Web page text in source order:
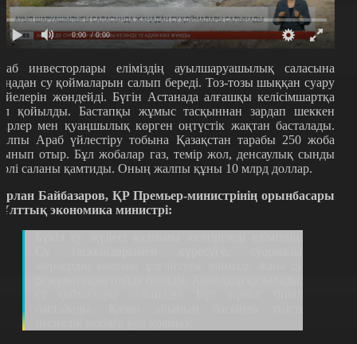
0:00 / 0:00
инвесторлары еліміздің ауылшаруашылық саласына
су қоймаларын салып береді. Тоз-тозы шыққан суару
жөндейді. Бүгін Астанада алғашқы келісімшартқа
қойылды. Бастапқы жұмыс тасқыннан зардап шеккен
мен қуаңшылық көрген оңтүстік жақтан басталады.
Араб үйлестіру тобына Қазақстан тарабы 250 жоба
отыр. Бұл жобалар газ, темір жол, денсаулық сынды
саланы қамтиды. Оның жалпы құны 10 млрд доллар.
Байбазаров, ҚР Премьер-министрінің орынбасары
экономика министрі: